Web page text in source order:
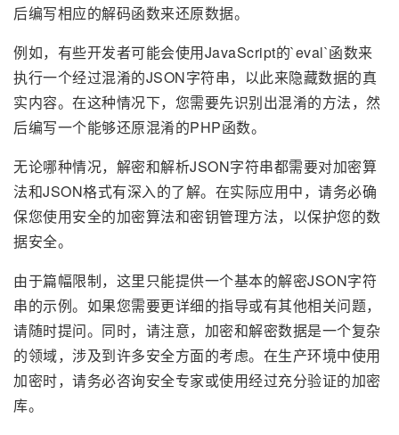
后编写相应的解码函数来还原数据。
例如，有些开发者可能会使用JavaScript的`eval`函数来
执行一个经过混淆的JSON字符串，以此来隐藏数据的真
实内容。在这种情况下，您需要先识别出混淆的方法，然
后编写一个能够还原混淆的PHP函数。
无论哪种情况，解密和解析JSON字符串都需要对加密算
法和JSON格式有深入的了解。在实际应用中，请务必确
保您使用安全的加密算法和密钥管理方法，以保护您的数
据安全。
由于篇幅限制，这里只能提供一个基本的解密JSON字符
串的示例。如果您需要更详细的指导或有其他相关问题，
请随时提问。同时，请注意，加密和解密数据是一个复杂
的领域，涉及到许多安全方面的考虑。在生产环境中使用
加密时，请务必咨询安全专家或使用经过充分验证的加密
库。